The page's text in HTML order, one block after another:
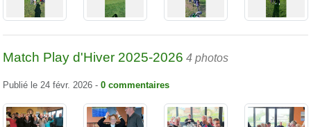
Match Play d'Hiver 2025-2026 4 photos
Publié le 24 févr. 2026 - 0 commentaires